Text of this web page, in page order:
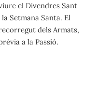
el Divendres Sant
Setmana Santa. El
dels Armats,
a la Passió.